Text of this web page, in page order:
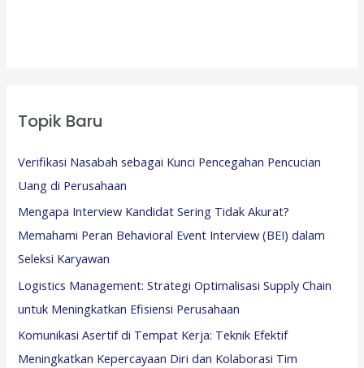
Topik Baru
Verifikasi Nasabah sebagai Kunci Pencegahan Pencucian
Uang di Perusahaan
Mengapa Interview Kandidat Sering Tidak Akurat?
Memahami Peran Behavioral Event Interview (BEI) dalam
Seleksi Karyawan
Logistics Management: Strategi Optimalisasi Supply Chain
untuk Meningkatkan Efisiensi Perusahaan
Komunikasi Asertif di Tempat Kerja: Teknik Efektif
Meningkatkan Kepercayaan Diri dan Kolaborasi Tim